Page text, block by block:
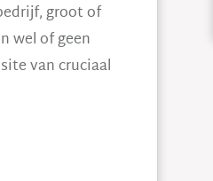
groot of
wel of geen
van cruciaal